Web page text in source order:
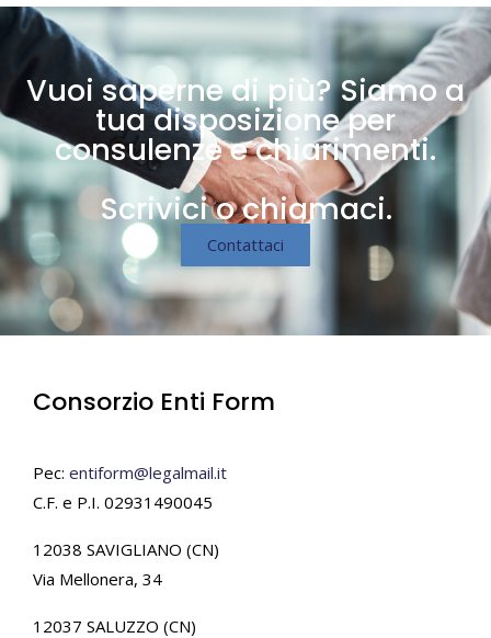
Vuoi saperne di più? Siamo a
tua disposizione per
consulenze e chiarimenti.
Scrivici o chiamaci.
Contattaci
Consorzio Enti Form
Pec: entiform@legalmail.it
C.F. e P.I. 02931490045
12038 SAVIGLIANO (CN)
Via Mellonera, 34
12037 SALUZZO (CN)